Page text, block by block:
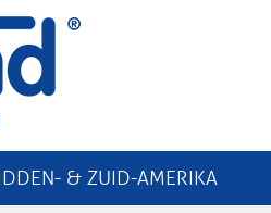
& ZUID-AMERIKA